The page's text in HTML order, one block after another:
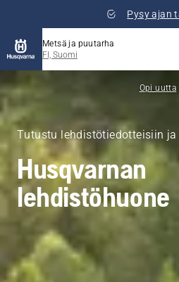
Pysy ajan
Metsä ja puutarha
FI, Suomi
Opi uutta
Tutustu lehdistötiedotteisiin
Husqvarnan
lehdistöhuone